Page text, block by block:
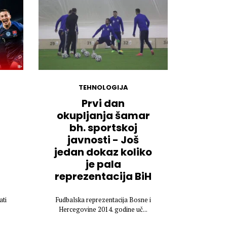
TEHNOLOGIJA
Prvi dan
okupljanja šamar
bh. sportskoj
javnosti - Još
jedan dokaz koliko
je pala
reprezentacija BiH
Fudbalska reprezentacija Bosne i
Hercegovine 2014. godine uč...